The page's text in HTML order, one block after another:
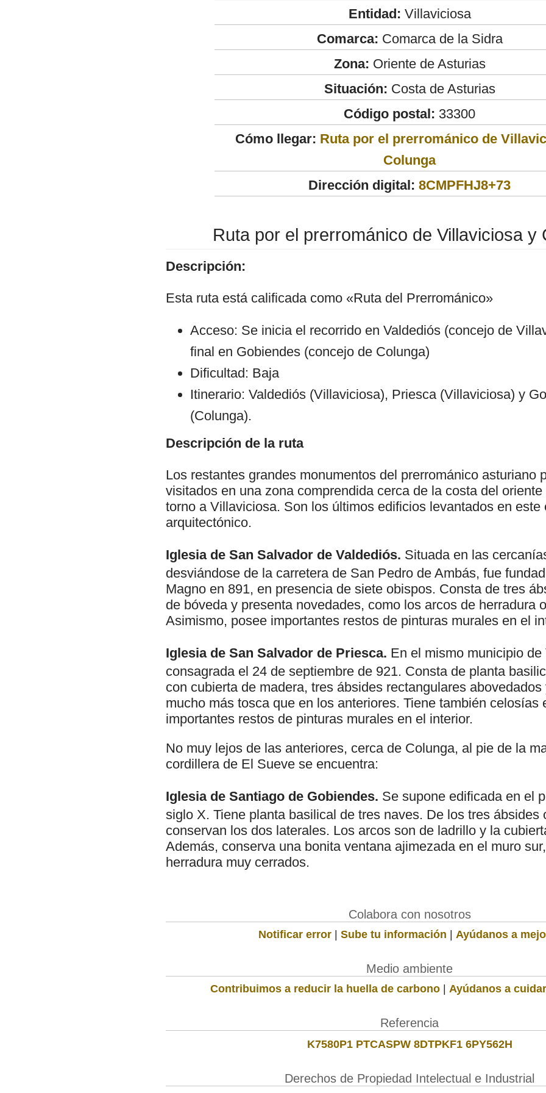
Entidad: Villaviciosa
Comarca: Comarca de la Sidra
Zona: Oriente de Asturias
Situación: Costa de Asturias
Código postal: 33300
Cómo llegar: Ruta por el prerrománico de
Colunga
Dirección digital: 8CMPFHJ8+73
Ruta por el prerrománico de Villaviciosa y
Descripción:
Esta ruta está calificada como «Ruta del Prerrománico»
Acceso: Se inicia el recorrido en Valdediós (concejo de
final en Gobiendes (concejo de Colunga)
Dificultad: Baja
Itinerario: Valdediós (Villaviciosa), Priesca (Villaviciosa) y
(Colunga).
Descripción de la ruta
Los restantes grandes monumentos del prerrománico asturiano
visitados en una zona comprendida cerca de la costa del
torno a Villaviciosa. Son los últimos edificios levantados en este
arquitectónico.
Iglesia de San Salvador de Valdediós. Situada en las
desviándose de la carretera de San Pedro de Ambás, fue
Magno en 891, en presencia de siete obispos. Consta de tres
de bóveda y presenta novedades, como los arcos de herradura
Asimismo, posee importantes restos de pinturas murales en el
Iglesia de San Salvador de Priesca. En el mismo municipio
consagrada el 24 de septiembre de 921. Consta de planta
con cubierta de madera, tres ábsides rectangulares
mucho más tosca que en los anteriores. Tiene también celosías
importantes restos de pinturas murales en el interior.
No muy lejos de las anteriores, cerca de Colunga, al pie de la
cordillera de El Sueve se encuentra:
Iglesia de Santiago de Gobiendes. Se supone edificada en el
siglo X. Tiene planta basilical de tres naves. De los tres ábsides
conservan los dos laterales. Los arcos son de ladrillo y la
Además, conserva una bonita ventana ajimezada en el muro
herradura muy cerrados.
Colabora con nosotros
Notificar error | Sube tu información | Ayúdanos a
Medio ambiente
Contribuimos a reducir la huella de carbono | Ayúdanos a
Referencia
K7580P1 PTCASPW 8DTPKF1 6PY562H
Derechos de Propiedad Intelectual e Industrial